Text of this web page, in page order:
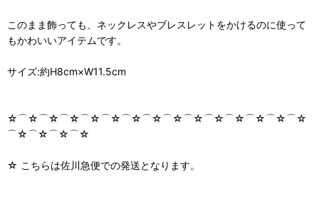
このまま飾っても、ネックレスやブレスレットをかけるのに使って
もかわいいアイテムです。
サイズ:約H8cm×W11.5cm
☆⌒☆⌒☆⌒☆⌒☆⌒☆⌒☆⌒☆⌒☆⌒☆⌒☆⌒☆⌒☆⌒☆⌒☆
⌒☆⌒☆⌒☆⌒☆
☆ こちらは佐川急便での発送となります。